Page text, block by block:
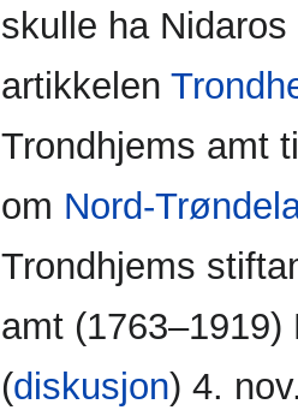
skulle ha
artikkelen
Trondhjems amt
om Nord-
Trondhjems
amt (1763–1919)
(diskusjon) 4.